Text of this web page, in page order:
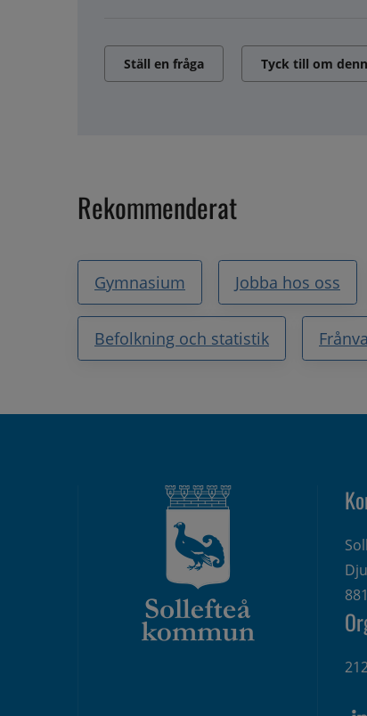
Ställ en fråga Tyck till om
Rekommenderat
Gymnasium Jobba hos oss
Befolkning och statistik